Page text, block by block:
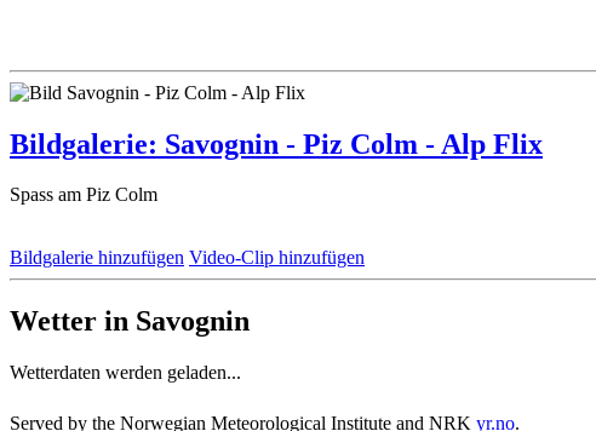
Bildgalerie: Savognin - Piz Colm - Alp Flix
Spass am Piz Colm
Bildgalerie hinzufügen Video-Clip hinzufügen
Wetter in Savognin
Wetterdaten werden geladen...
Served by the Norwegian Meteorological Institute and NRK yr.no.